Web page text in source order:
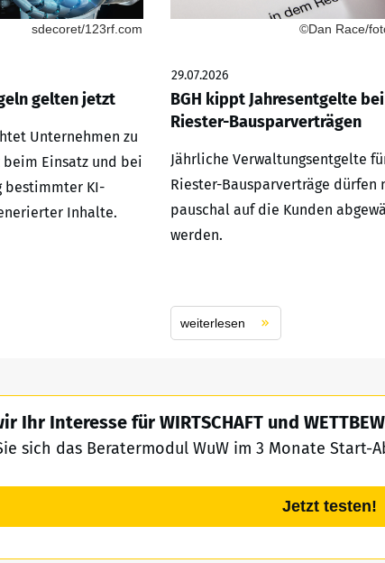
sdecoret/123rf.com
gelten jetzt
Unternehmen zu
beim Einsatz und bei
bestimmter KI-
Inhalte.
©Dan Race/
29.07.2026
BGH kippt Jahresentgelte bei
Riester-Bausparverträgen
Jährliche Verwaltungsentgelte
Riester-Bausparverträge dürfen
pauschal auf die Kunden
werden.
weiterlesen
Ihr Interesse für WIRTSCHAFT und
sich das Beratermodul WuW im 3 Monate Start-
Jetzt testen!